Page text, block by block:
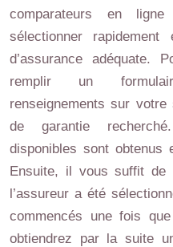
comparateurs en
sélectionner rapidement
d’assurance adéquate.
remplir un
renseignements sur
de garantie
disponibles sont obtenus
Ensuite, il vous suffit de
l’assureur a été
commencés une fois
obtiendrez par la suite